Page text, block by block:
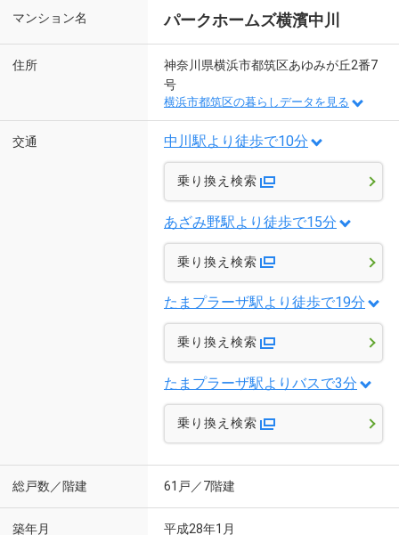
マンション名 パークホームズ横濱中川
住所
神奈川県横浜市都筑区あゆみが丘2番7
号
横浜市都筑区の暮らしデータを見る
交通 中川駅より徒歩で10分
乗り換え検索
あざみ野駅より徒歩で15分
乗り換え検索
たまプラーザ駅より徒歩で19分
乗り換え検索
たまプラーザ駅よりバスで3分
乗り換え検索
総戸数／階建 61戸／7階建
築年月 平成28年1月